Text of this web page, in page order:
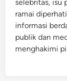
selebritas, isu
ramai
informasi
publik dan
menghakimi